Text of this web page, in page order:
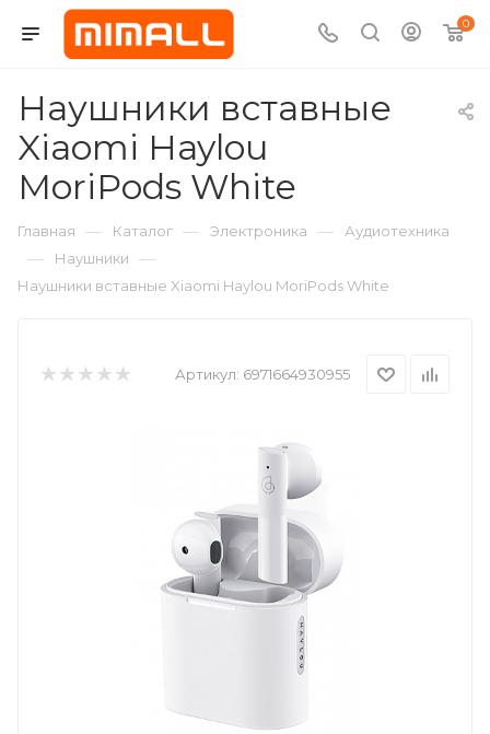
0
Наушники вставные
Xiaomi Haylou
MoriPods White
Главная — Каталог — Электроника — Аудиотехника
— Наушники —
Наушники вставные Xiaomi Haylou MoriPods White
Артикул: 6971664930955